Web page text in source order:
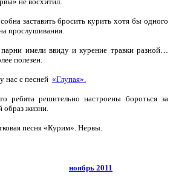
заставить бросить курить хотя бы одного
прослушивания.
имели ввиду и курение травки разной…
полезен.
нас с песней «Глупая».
ребята решительно настроены бороться за
образ жизни.
песня «Курим». Нервы.
ноябрь 2011